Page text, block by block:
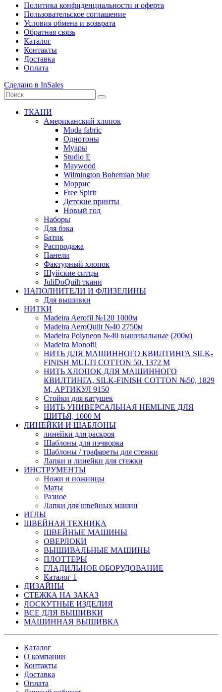
Политика конфиденциальности и оферта
Пользовательское соглашение
Условия обмена и возврата
Обратная связь
Каталог
Контакты
Доставка
Оплата
Сделано в InSales
ТКАНИ
Американский хлопок
Moda fabric
Однотоны
Муары
Studio E
Maywood
Wilmington Bohemian blue
Моррис
Free Spirit
Детские принты
Новый год
Наборы
Для бэка
Батик
Распродажа
Панели
Фактурный хлопок
Шуйские ситцы
JuliDoQuilt ткани
НАПОЛНИТЕЛИ И ФЛИЗЕЛИНЫ
Для вышивки
НИТКИ
Madeira Aerofil №120 1000м
Madeira AeroQuilt №40 2750м
Madeira Polyneon №40 вышивальные (200м)
Мadeira Monofil
НИТЬ ДЛЯ МАШИННОГО КВИЛТИНГА SILK-
FINISH MULTI COTTON 50, 1372 М
НИТЬ ХЛОПОК ДЛЯ МАШИННОГО
КВИЛТИНГА, SILK-FINISH COTTON №50, 1829
М, АРТИКУЛ 9150
Стойки для катушек
НИТЬ УНИВЕРСАЛЬНАЯ HEMLINE ДЛЯ
ШИТЬЯ, 1000 М
ЛИНЕЙКИ И ШАБЛОНЫ
линейки для раскроя
Шаблоны для пэчворка
Шаблоны / трафареты для стежки
Лапки и линейки для стежки
ИНСТРУМЕНТЫ
Ножи и ножницы
Маты
Разное
Лапки для швейных машин
ИГЛЫ
ШВЕЙНАЯ ТЕХНИКА
ШВЕЙНЫЕ МАШИНЫ
ОВЕРЛОКИ
ВЫШИВАЛЬНЫЕ МАШИНЫ
ПЛОТТЕРЫ
ГЛАДИЛЬНОЕ ОБОРУДОВАНИЕ
Каталог 1
ДИЗАЙНЫ
СТЕЖКА НА ЗАКАЗ
ЛОСКУТНЫЕ ИЗДЕЛИЯ
ВСЕ ДЛЯ ВЫШИВКИ
МАШИННАЯ ВЫШИВКА
Каталог
О компании
Контакты
Доставка
Оплата